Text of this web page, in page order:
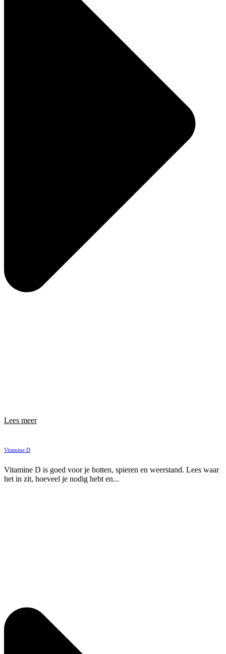
Lees meer
Vitamine D
Vitamine D is goed voor je botten, spieren en weerstand. Lees waar
het in zit, hoeveel je nodig hebt en...